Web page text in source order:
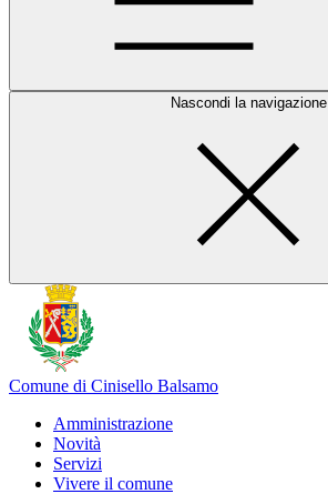
Nascondi la navigazione
Comune di Cinisello Balsamo
Amministrazione
Novità
Servizi
Vivere il comune